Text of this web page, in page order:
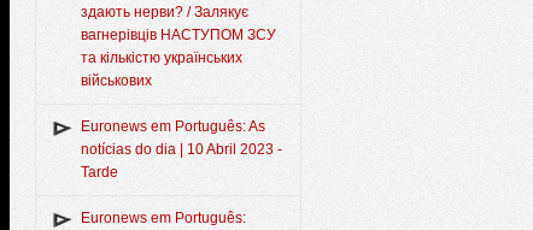
здають нерви? / Залякує
вагнерівців НАСТУПОМ ЗСУ
та кількістю українських
військових
Euronews em Português: As
notícias do dia | 10 Abril 2023 -
Tarde
Euronews em Português: